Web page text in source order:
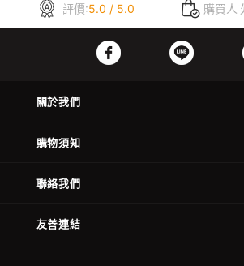
評價:5.0 / 5.0 購買人
關於我們
購物須知
聯絡我們
友善連結